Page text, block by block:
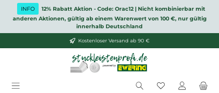
Zum Hauptinhalt springen
INFO
12% Rabatt Aktion - Code: Orac12 | Nicht kombinierbar mit
anderen Aktionen, gültig ab einem Warenwert von 100 €, nur gültig
innerhalb Deutschland
Kostenloser Versand ab 90 €
Du hast 0